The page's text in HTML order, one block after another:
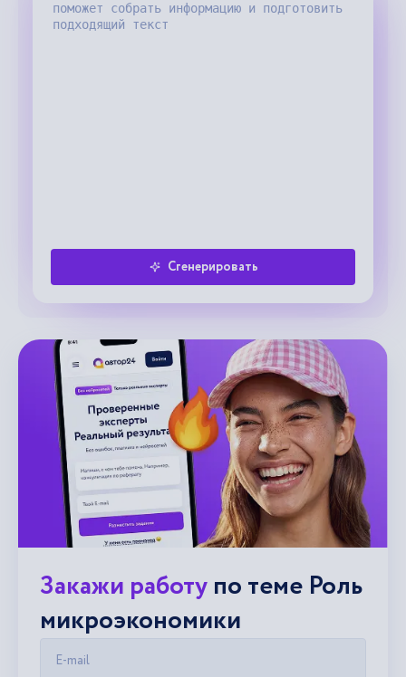
Сгенерировать
Закажи работупо теме Роль
микроэкономики